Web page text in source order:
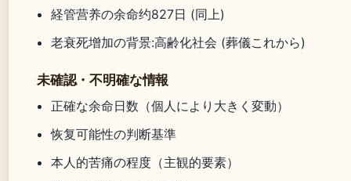
経管营养の余命约827日 (同上)
老衰死增加の背景:高齢化社会 (葬儀これから)
未確認・不明確な情報
正確な余命日数（個人により大きく変動）
恢复可能性の判断基準
本人的苦痛の程度（主観的要素）